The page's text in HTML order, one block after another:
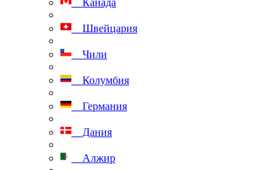
Канада
Швейцария
Чили
Колумбия
Германия
Дания
Алжир